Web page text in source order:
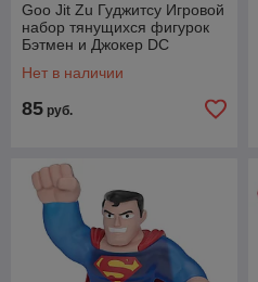
Goo Jit Zu Гуджитсу Игровой
набор тянущихся фигурок
Бэтмен и Джокер DC
Нет в наличии
85 руб.